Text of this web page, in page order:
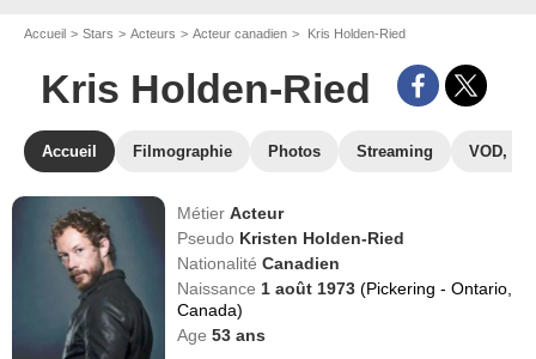
Accueil Stars Acteurs Acteur canadien Kris Holden-Ried
Kris Holden-Ried
Accueil Filmographie Photos Streaming VOD,
MétierActeur
Pseudo Kristen Holden-Ried
NationalitéCanadien
Naissance 1 août 1973(Pickering - Ontario,
Canada)
Age53 ans